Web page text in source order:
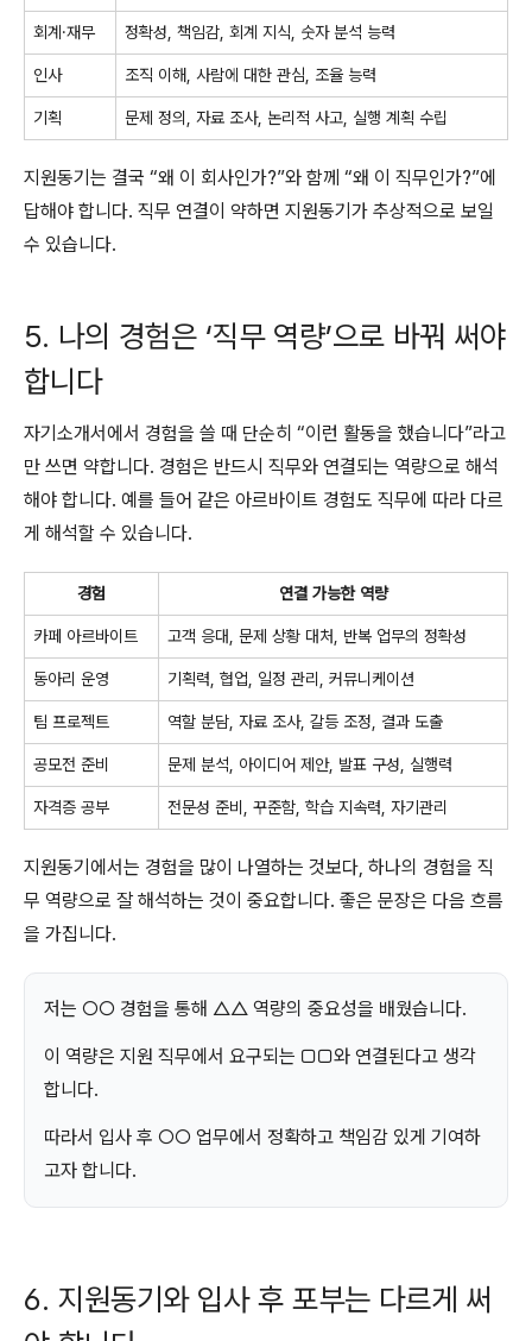
회계·재무 정확성, 책임감, 회계 지식, 숫자 분석 능력
인사 조직 이해, 사람에 대한 관심, 조율 능력
기획 문제 정의, 자료 조사, 논리적 사고, 실행 계획 수립
지원동기는 결국 “왜 이 회사인가?”와 함께 “왜 이 직무인가?”에
답해야 합니다. 직무 연결이 약하면 지원동기가 추상적으로 보일
수 있습니다.
5. 나의 경험은 ‘직무 역량’으로 바꿔 써야
합니다
자기소개서에서 경험을 쓸 때 단순히 “이런 활동을 했습니다”라고
만 쓰면 약합니다. 경험은 반드시 직무와 연결되는 역량으로 해석
해야 합니다. 예를 들어 같은 아르바이트 경험도 직무에 따라 다르
게 해석할 수 있습니다.
경험 연결 가능한 역량
카페 아르바이트 고객 응대, 문제 상황 대처, 반복 업무의 정확성
동아리 운영 기획력, 협업, 일정 관리, 커뮤니케이션
팀 프로젝트 역할 분담, 자료 조사, 갈등 조정, 결과 도출
공모전 준비 문제 분석, 아이디어 제안, 발표 구성, 실행력
자격증 공부 전문성 준비, 꾸준함, 학습 지속력, 자기관리
지원동기에서는 경험을 많이 나열하는 것보다, 하나의 경험을 직
무 역량으로 잘 해석하는 것이 중요합니다. 좋은 문장은 다음 흐름
을 가집니다.
저는 ○○ 경험을 통해 △△ 역량의 중요성을 배웠습니다.
이 역량은 지원 직무에서 요구되는 □□와 연결된다고 생각
합니다.
따라서 입사 후 ○○ 업무에서 정확하고 책임감 있게 기여하
고자 합니다.
6. 지원동기와 입사 후 포부는 다르게 써